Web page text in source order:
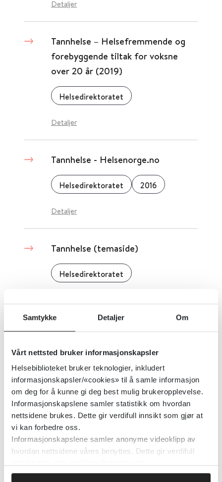
Samtykke Detaljer Om
Vårt nettsted bruker informasjonskapsler
Helsebiblioteket bruker teknologier, inkludert
informasjonskapsler/«cookies» til å samle informasjon
om deg for å kunne gi deg best mulig brukeropplevelse.
Informasjonskapslene samler statistikk om hvordan
nettsidene brukes. Dette gir verdifull innsikt som gjør at
vi kan forbedre oss.
Informasjonskapslene samler anonyme videoklipp av
hvordan nettsidene våres benyttes. Dette gir verdifull
Detaljer
Tannhelse – Helsefremmende og
forebyggende tiltak for voksne
over 20 år (2019)
Helsedirektoratet
Detaljer
Tannhelse - Helsenorge.no
Helsedirektoratet 2016
Detaljer
Tannhelse (temaside)
Helsedirektoratet
Statistisk Sentralbyrå (SSB)
Detaljer
Tannhelsetenesta - 11985:
Utvalgte nøkkeltall for
tannhelsetjenesten (F) 2015 -
2024